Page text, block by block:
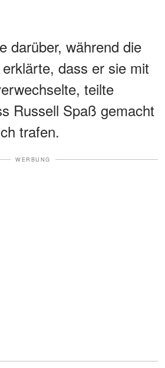
darüber, während die
dass er sie mit
teilte
Russell Spaß gemacht
trafen.
WERBUNG